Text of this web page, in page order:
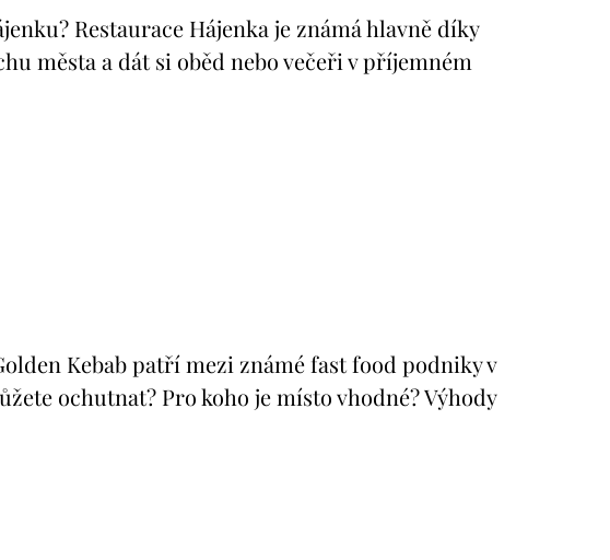
Restaurace Hájenka je známá hlavně díky
města a dát si oběd nebo večeři v příjemném
Kebab patří mezi známé fast food podniky v
ochutnat? Pro koho je místo vhodné? Výhody